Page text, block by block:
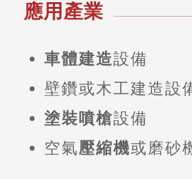
應用產業
車體建造設備
壁鑽或木工建造設
塗裝噴槍設備
空氣壓縮機或磨砂